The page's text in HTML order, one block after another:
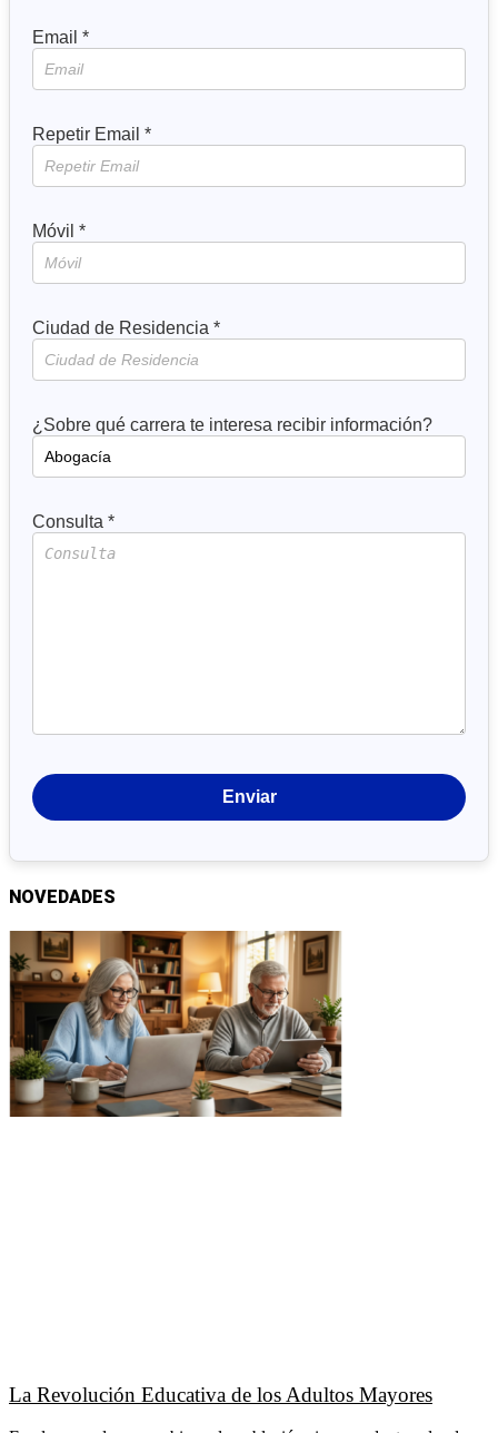
Email *
Repetir Email *
Móvil *
Ciudad de Residencia *
¿Sobre qué carrera te interesa recibir información?
Consulta *
NOVEDADES
La Revolución Educativa de los Adultos Mayores